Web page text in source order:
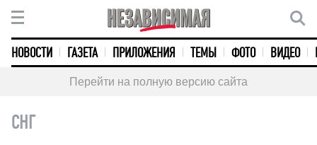
НОВОСТИ ГАЗЕТА ПРИЛОЖЕНИЯ ТЕМЫ ФОТО ВИДЕО
Перейти на полную версию сайта
СНГ